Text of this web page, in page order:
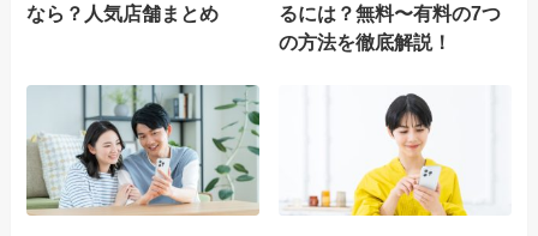
なら？人気店舗まとめ
るには？無料〜有料の7つ
の方法を徹底解説！